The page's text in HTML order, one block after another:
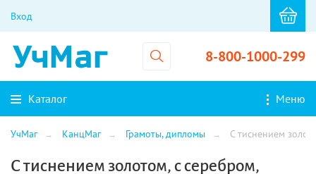
Вход
8-800-1000-299
Каталог Меню
УчМаг КанцМаг Грамоты, дипломы С тиснением
С тиснением золотом, с серебром,